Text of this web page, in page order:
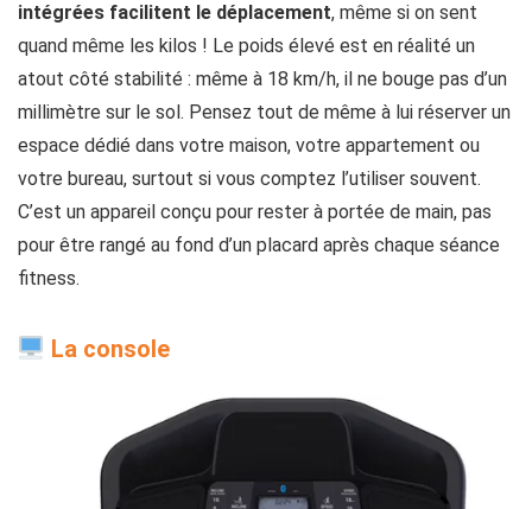
intégrées facilitent le déplacement, même si on sent
quand même les kilos ! Le poids élevé est en réalité un
atout côté stabilité : même à 18 km/h, il ne bouge pas d’un
millimètre sur le sol. Pensez tout de même à lui réserver un
espace dédié dans votre maison, votre appartement ou
votre bureau, surtout si vous comptez l’utiliser souvent.
C’est un appareil conçu pour rester à portée de main, pas
pour être rangé au fond d’un placard après chaque séance
fitness.
La console